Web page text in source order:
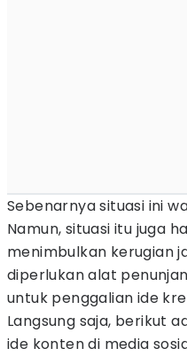
Sebenarnya situasi ini
Namun, situasi itu juga
menimbulkan kerugian
diperlukan alat
untuk penggalian ide
Langsung saja, berikut
ide konten di media